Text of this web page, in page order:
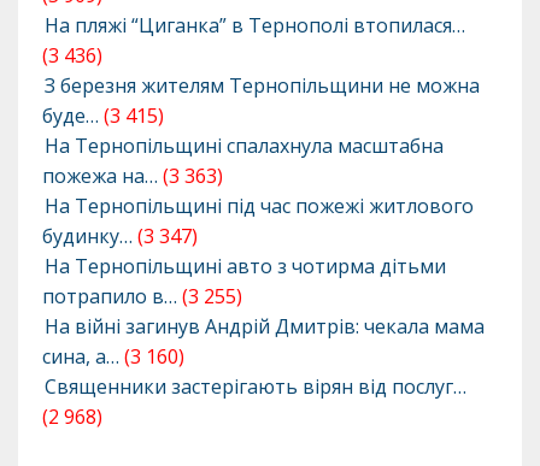
На пляжі “Циганка” в Тернополі втопилася…
(3 436)
З березня жителям Тернопільщини не можна
буде… (3 415)
На Тернопільщині спалахнула масштабна
пожежа на… (3 363)
На Тернопільщині під час пожежі житлового
будинку… (3 347)
На Тернопільщині авто з чотирма дітьми
потрапило в… (3 255)
На війні загинув Андрій Дмитрів: чекала мама
сина, а… (3 160)
Священники застерігають вірян від послуг…
(2 968)